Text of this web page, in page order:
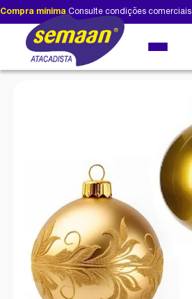
Compra mínima Consulte condições comerciais